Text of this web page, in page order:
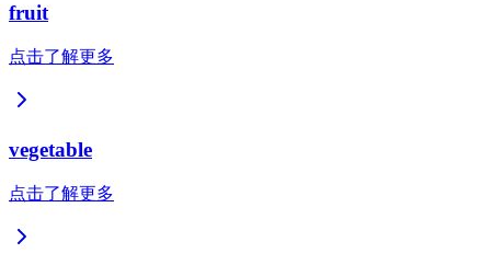
fruit
点击了解更多
vegetable
点击了解更多